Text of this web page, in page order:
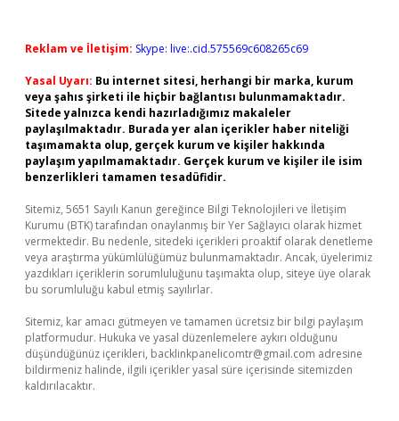
Reklam ve İletişim: Skype: live:.cid.575569c608265c69
Yasal Uyarı: Bu internet sitesi, herhangi bir marka, kurum
veya şahıs şirketi ile hiçbir bağlantısı bulunmamaktadır.
Sitede yalnızca kendi hazırladığımız makaleler
paylaşılmaktadır. Burada yer alan içerikler haber niteliği
taşımamakta olup, gerçek kurum ve kişiler hakkında
paylaşım yapılmamaktadır. Gerçek kurum ve kişiler ile isim
benzerlikleri tamamen tesadüfidir.
Sitemiz, 5651 Sayılı Kanun gereğince Bilgi Teknolojileri ve İletişim
Kurumu (BTK) tarafından onaylanmış bir Yer Sağlayıcı olarak hizmet
vermektedir. Bu nedenle, sitedeki içerikleri proaktif olarak denetleme
veya araştırma yükümlülüğümüz bulunmamaktadır. Ancak, üyelerimiz
yazdıkları içeriklerin sorumluluğunu taşımakta olup, siteye üye olarak
bu sorumluluğu kabul etmiş sayılırlar.
Sitemiz, kar amacı gütmeyen ve tamamen ücretsiz bir bilgi paylaşım
platformudur. Hukuka ve yasal düzenlemelere aykırı olduğunu
düşündüğünüz içerikleri, backlinkpanelicomtr@gmail.com adresine
bildirmeniz halinde, ilgili içerikler yasal süre içerisinde sitemizden
kaldırılacaktır.